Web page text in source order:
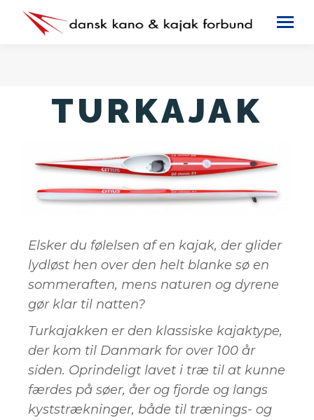
TURKAJAK
Elsker du følelsen af en kajak, der glider
lydløst hen over den helt blanke sø en
sommeraften, mens naturen og dyrene
gør klar til natten?
Turkajakken er den klassiske kajaktype,
der kom til Danmark for over 100 år
siden. Oprindeligt lavet i træ til at kunne
færdes på søer, åer og fjorde og langs
kyststrækninger, både til trænings- og